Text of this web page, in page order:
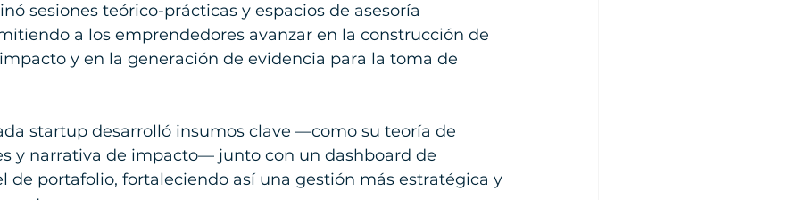
sesiones teórico-prácticas y espacios de asesoría
a los emprendedores avanzar en la construcción de
y en la generación de evidencia para la toma de
startup desarrolló insumos clave —como su teoría de
y narrativa de impacto— junto con un dashboard de
de portafolio, fortaleciendo así una gestión más estratégica y